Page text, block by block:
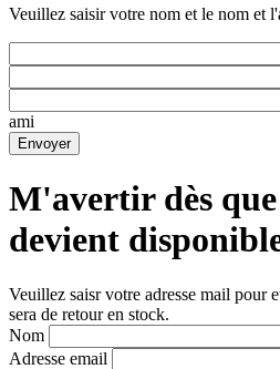
Veuillez saisir votre nom et le nom et
ami
M'avertir dès
devient
Veuillez saisr votre adresse mail pour
sera de retour en stock.
Nom
Adresse email